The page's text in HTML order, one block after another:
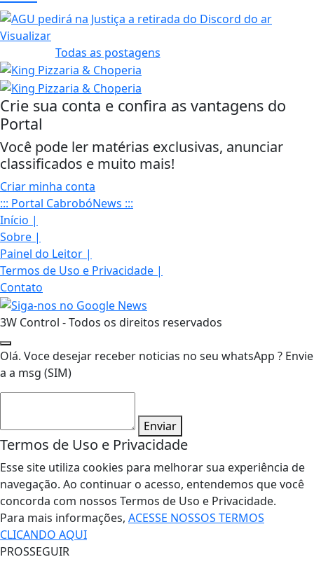
Visualizar
Todas as postagens
Crie sua conta e confira as vantagens do
Portal
Você pode ler matérias exclusivas, anunciar
classificados e muito mais!
Criar minha conta
::: Portal CabrobóNews :::
Início |
Sobre |
Painel do Leitor |
Termos de Uso e Privacidade |
Contato
3W Control - Todos os direitos reservados
Olá. Voce desejar receber noticias no seu whatsApp ? Envie
a a msg (SIM)
Enviar
Termos de Uso e Privacidade
Esse site utiliza cookies para melhorar sua experiência de
navegação. Ao continuar o acesso, entendemos que você
concorda com nossos Termos de Uso e Privacidade.
Para mais informações, ACESSE NOSSOS TERMOS
CLICANDO AQUI
PROSSEGUIR